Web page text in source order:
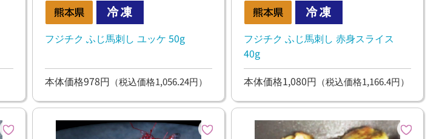
フジチク ふじ馬刺し ユッケ 50g
本体価格978円 （税込価格1,056.24円）
フジチク ふじ馬刺し 赤身スライス
40g
本体価格1,080円 （税込価格1,166.4円）